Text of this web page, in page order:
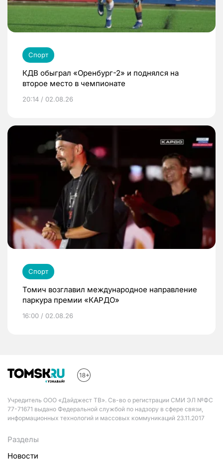
Спорт
КДВ обыграл «Оренбург-2» и поднялся на
второе место в чемпионате
20:14 / 02.08.26
Спорт
Томич возглавил международное направление
паркура премии «КАРДО»
16:00 / 02.08.26
Учредитель ООО «Дайджест ТВ». Св-во о регистрации СМИ ЭЛ №ФС
77-71671 выдано Федеральной службой по надзору в сфере связи,
информационных технологий и массовых коммуникаций 23.11.2017
Разделы
Новости